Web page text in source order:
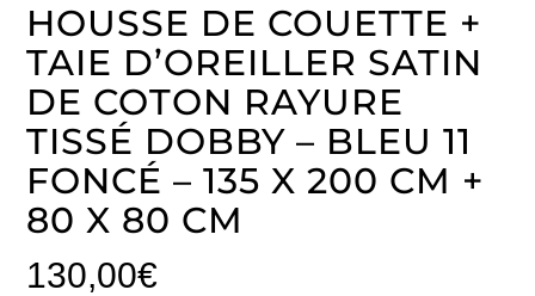
HOUSSE DE COUETTE +
TAIE D’OREILLER SATIN
DE COTON RAYURE
TISSÉ DOBBY – BLEU 11
FONCÉ – 135 X 200 CM +
80 X 80 CM
130,00€